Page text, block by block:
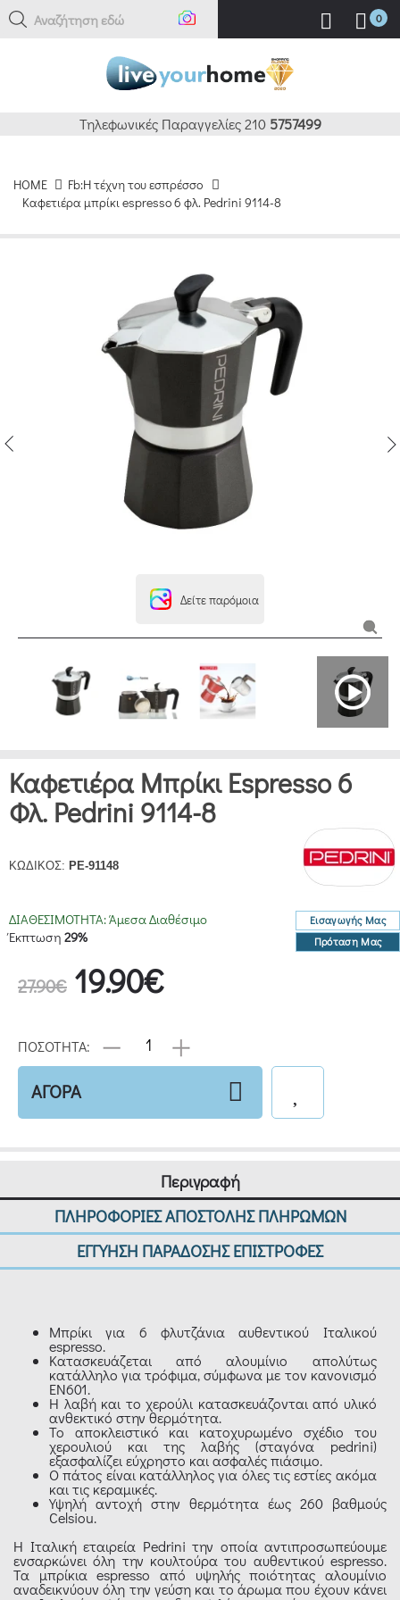
Αναζήτηση εδώ 0
Τηλεφωνικές Παραγγελίες 210 5757499
HOME
Fb:Η τέχνη του εσπρέσσο
Καφετιέρα μπρίκι espresso 6 φλ. Pedrini 9114-8
Δείτε παρόμοια
Καφετιέρα Μπρίκι Espresso 6
Φλ. Pedrini 9114-8
ΚΩΔΙΚΟΣ: PE-91148
Εισαγωγής Μας
Πρόταση Μας
ΔΙΑΘΕΣΙΜΟΤΗΤΑ:Άμεσα Διαθέσιμο
Έκπτωση 29%
27.90€ 19.90€
ΠΟΣΟΤΗΤΑ:
ΑΓΟΡΑ
Περιγραφή
ΠΛΗΡΟΦΟΡΙΕΣ ΑΠΟΣΤΟΛΗΣ ΠΛΗΡΩΜΩΝ
ΕΓΓΥΗΣΗ ΠΑΡΑΔΟΣΗΣ ΕΠΙΣΤΡΟΦΕΣ
Μπρίκι για 6 φλυτζάνια αυθεντικού Ιταλικού
espresso.
Κατασκευάζεται από αλουμίνιο απολύτως
κατάλληλο για τρόφιμα, σύμφωνα με τον κανονισμό
ΕΝ601.
Η λαβή και το χερούλι κατασκευάζονται από υλικό
ανθεκτικό στην θερμότητα.
Το αποκλειστικό και κατοχυρωμένο σχέδιο του
χερουλιού και της λαβής (σταγόνα pedrini)
εξασφαλίζει εύχρηστο και ασφαλές πιάσιμο.
Ο πάτος είναι κατάλληλος για όλες τις εστίες ακόμα
και τις κεραμικές.
Υψηλή αντοχή στην θερμότητα έως 260 βαθμούς
Celsiou.
Η Ιταλική εταιρεία Pedrini την οποία αντιπροσωπεύουμε
ενσαρκώνει όλη την κουλτούρα του αυθεντικού espresso.
Τα μπρίκια espresso από υψηλής ποιότητας αλουμίνιο
αναδεικνύουν όλη την γεύση και το άρωμα που έχουν κάνει